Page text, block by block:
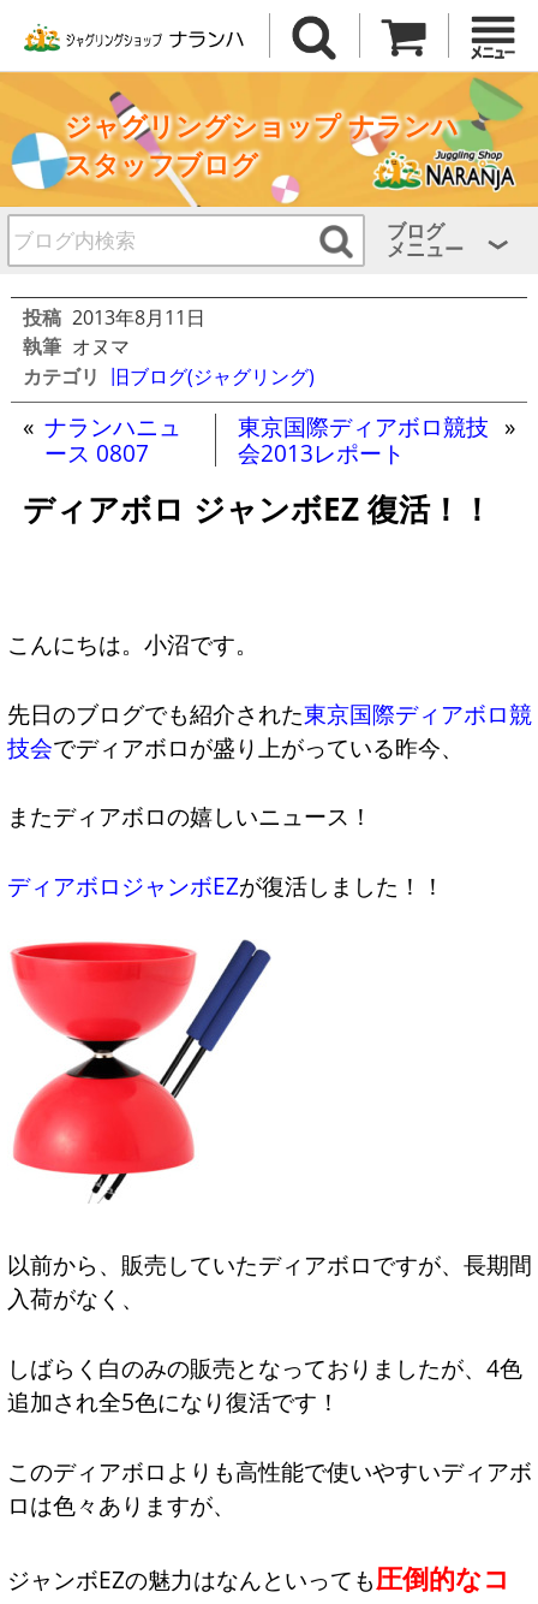
ジャグリングショップ ナランハ
スタッフブログ
ブログ
メニュー
投稿 2013年8月11日
執筆 オヌマ
カテゴリ 旧ブログ(ジャグリング)
« ナランハニュ
ース 0807
東京国際ディアボロ競技
会2013レポート
»
ディアボロ ジャンボEZ 復活！！
こんにちは。小沼です。
先日のブログでも紹介された東京国際ディアボロ競
技会でディアボロが盛り上がっている昨今、
またディアボロの嬉しいニュース！
ディアボロジャンボEZが復活しました！！
以前から、販売していたディアボロですが、長期間
入荷がなく、
しばらく白のみの販売となっておりましたが、4色
追加され全5色になり復活です！
このディアボロよりも高性能で使いやすいディアボ
ロは色々ありますが、
ジャンボEZの魅力はなんといっても圧倒的なコ